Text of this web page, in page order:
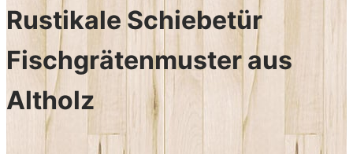
Rustikale Schiebetür
Fischgrätenmuster aus
Altholz